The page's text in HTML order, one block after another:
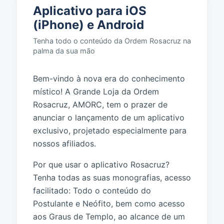
Aplicativo para iOS
(iPhone) e Android
Tenha todo o conteúdo da Ordem Rosacruz na
palma da sua mão
Bem-vindo à nova era do conhecimento
místico! A Grande Loja da Ordem
Rosacruz, AMORC, tem o prazer de
anunciar o lançamento de um aplicativo
exclusivo, projetado especialmente para
nossos afiliados.
Por que usar o aplicativo Rosacruz?
Tenha todas as suas monografias, acesso
facilitado: Todo o conteúdo do
Postulante e Neófito, bem como acesso
aos Graus de Templo, ao alcance de um